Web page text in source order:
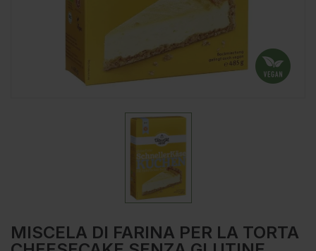
MISCELA DI FARINA PER LA TORTA